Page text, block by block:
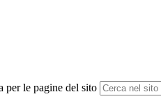
per le pagine del sito